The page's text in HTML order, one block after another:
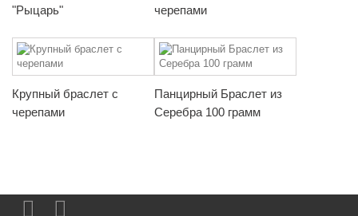
"Рыцарь"
черепами
Крупный браслет с
черепами
Панцирный Браслет из
Серебра 100 грамм